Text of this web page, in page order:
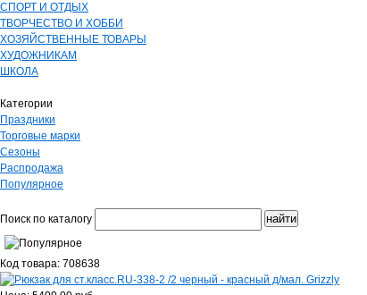
СПОРТ И ОТДЫХ
ТВОРЧЕСТВО И ХОББИ
ХОЗЯЙСТВЕННЫЕ ТОВАРЫ
ХУДОЖНИКАМ
ШКОЛА
Категории
Праздники
Торговые марки
Сезоны
Распродажа
Популярное
Поиск по каталогу
Код товара: 708638